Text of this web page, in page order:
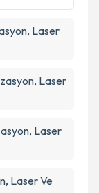
Laser
Laser
Laser
Laser Ve